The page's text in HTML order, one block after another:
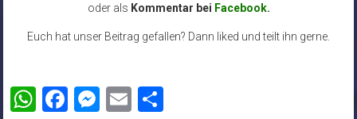
oder als Kommentar bei Facebook.
Euch hat unser Beitrag gefallen? Dann liked und teilt ihn gerne.
WhatsApp
Facebook
Messenger
EmailTeilen